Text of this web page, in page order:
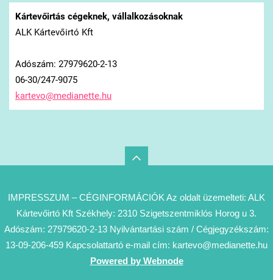
Kártevőirtás cégeknek, vállalkozásoknak
ALK Kártevőirtó Kft
Adószám: 27979620-2-13
06-30/247-9075
kartevo@medianette.hu
IMPRESSZUM – CÉGINFORMÁCIÓK Az oldalt üzemelteti: ALK
Kártevőirtó Kft Székhely: 2310 Szigetszentmiklós Horog u 3.
Adószám: 27979620-2-13 Nyilvántartási szám / Cégjegyzékszám:
13-09-206-459 Kapcsolattartó e-mail cím: kartevo@medianette.hu
Powered by Webnode